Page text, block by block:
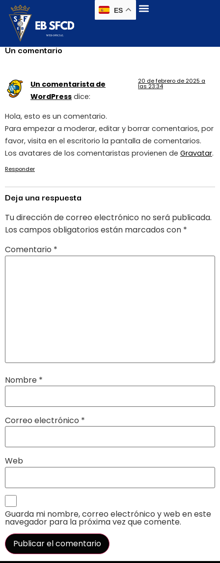
ES
Te damos la bienvenida a WordPress. Esta es tu
primera entrada. Edítala o bórrala, ¡luego empieza a
escribir!
Un comentario
Un comentarista de
WordPress dice:
20 de febrero de 2025 a
las 23:34
Hola, esto es un comentario.
Para empezar a moderar, editar y borrar comentarios, por
favor, visita en el escritorio la pantalla de comentarios.
Los avatares de los comentaristas provienen de Gravatar.
Responder
Deja una respuesta
Tu dirección de correo electrónico no será publicada.
Los campos obligatorios están marcados con *
Comentario *
Nombre *
Correo electrónico *
Web
Guarda mi nombre, correo electrónico y web en este
navegador para la próxima vez que comente.